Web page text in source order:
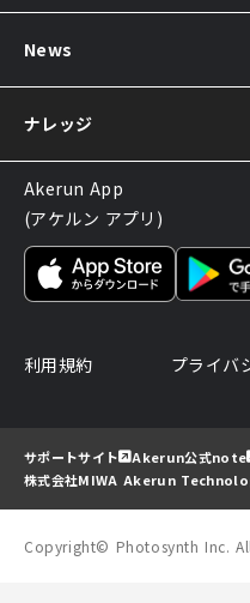
販売パートナー制度
導入後のよくある質問
News
ナレッジ
Akerun App
(アケルン アプリ)
利用規約 プライバ
サポートサイト Akerun公式note
株式会社MIWA Akerun
Copyright© Photosynth Inc.